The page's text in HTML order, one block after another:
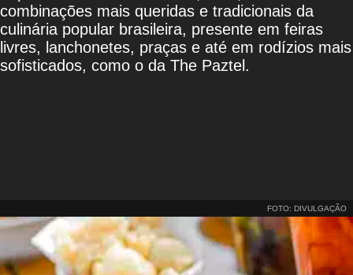
combinações mais queridas e tradicionais da
culinária popular brasileira, presente em feiras
livres, lanchonetes, praças e até em rodízios mais
sofisticados, como o da The Paztel.
FOTO: DIVULGAÇÃO